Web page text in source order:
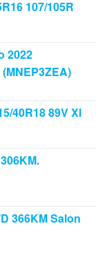
107/105R
2022
40R18 89V Xl
366KM Salon